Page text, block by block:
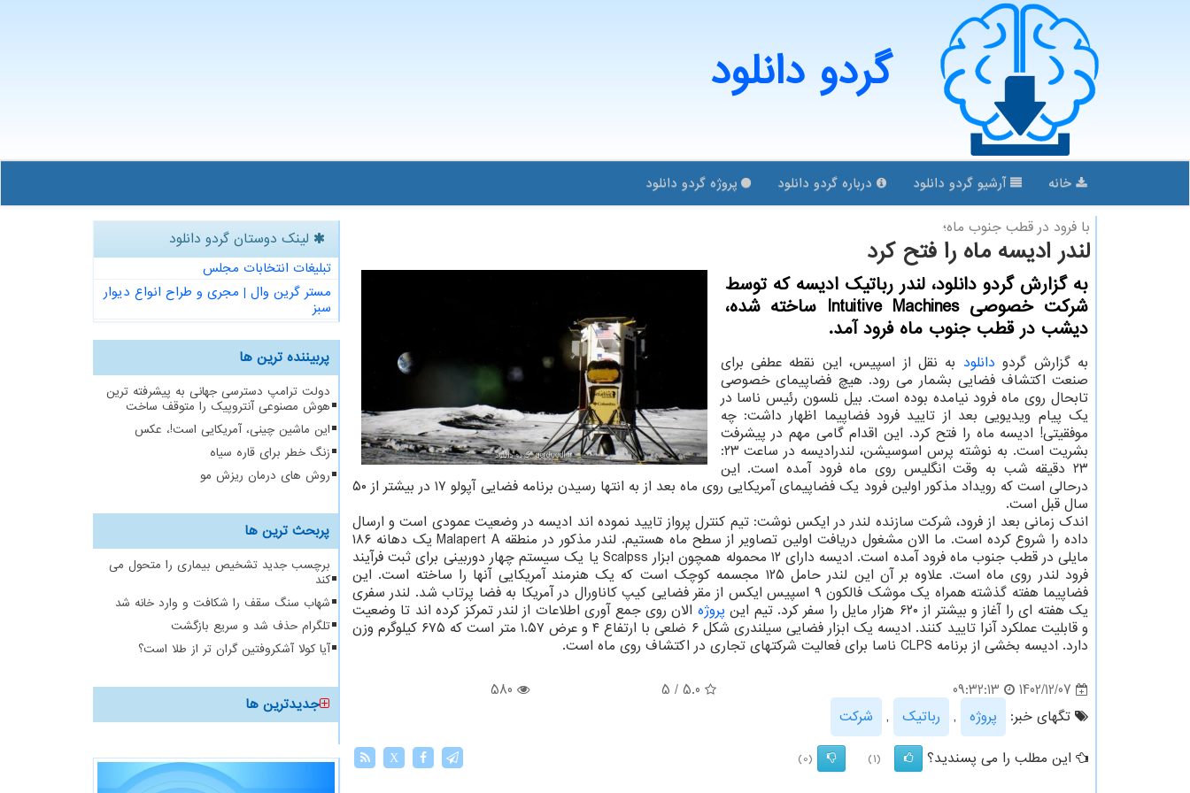
گردو دانلود
خانه آرشیو گردو دانلود درباره گردو دانلود پروژه گردو دانلود
با فرود در قطب جنوب ماه؛
لندر ادیسه ماه را فتح کرد
به گزارش گردو دانلود، لندر رباتیک ادیسه که توسط
شرکت خصوصی Intuitive Machines ساخته شده،
دیشب در قطب جنوب ماه فرود آمد.
به گزارش گردو دانلود به نقل از اسپیس، این نقطه عطفی برای
صنعت اکتشاف فضایی بشمار می رود. هیچ فضاپیمای خصوصی
تابحال روی ماه فرود نیامده بوده است. بیل نلسون رئیس ناسا در
یک پیام ویدیویی بعد از تایید فرود فضاپیما اظهار داشت: چه
موفقیتی! ادیسه ماه را فتح کرد. این اقدام گامی مهم در پیشرفت
بشریت است. به نوشته پرس اسوسیشن، لندرادیسه در ساعت ۲۳:
۲۳ دقیقه شب به وقت انگلیس روی ماه فرود آمده است. این
درحالی است که رویداد مذکور اولین فرود یک فضاپیمای آمریکایی روی ماه بعد از به انتها رسیدن برنامه فضایی آپولو ۱۷ در بیشتر از ۵۰
سال قبل است.
اندک زمانی بعد از فرود، شرکت سازنده لندر در ایکس نوشت: تیم کنترل پرواز تایید نموده اند ادیسه در وضعیت عمودی است و ارسال
داده را شروع کرده است. ما الان مشغول دریافت اولین تصاویر از سطح ماه هستیم. لندر مذکور در منطقه Malapert A یک دهانه ۱۸۶
مایلی در قطب جنوب ماه فرود آمده است. ادیسه دارای ۱۲ محموله همچون ابزار Scalpss یا یک سیستم چهار دوربینی برای ثبت فرآیند
فرود لندر روی ماه است. علاوه بر آن این لندر حامل ۱۲۵ مجسمه کوچک است که یک هنرمند آمریکایی آنها را ساخته است. این
فضاپیما هفته گذشته همراه یک موشک فالکون ۹ اسپیس ایکس از مقر فضایی کیپ کاناورال در آمریکا به فضا پرتاب شد. لندر سفری
یک هفته ای را آغاز و بیشتر از ۶۲۰ هزار مایل را سفر کرد. تیم این
پروژه الان روی جمع آوری اطلاعات از لندر تمرکز کرده اند تا وضعیت
و قابلیت عملکرد آنرا تایید کنند. ادیسه یک ابزار فضایی سیلندری شکل ۶ ضلعی با ارتفاع ۴ و عرض ۱.۵۷ متر است که ۶۷۵ کیلوگرم وزن
دارد. ادیسه بخشی از برنامه CLPS ناسا برای فعالیت شرکتهای تجاری در اکتشاف روی ماه است.
1402/12/07
09:32:13
5.0
/
5
580
تگهای خبر:
پروژه , رباتیك ,
شركت
این مطلب را می پسندید؟
(1)
(0)
X
لینک دوستان گردو دانلود
تبلیغات انتخابات مجلس
مستر گرین وال | مجری و طراح انواع دیوار
سبز
پربیننده ترین ها
دولت ترامپ دسترسی جهانی به پیشرفته ترین
هوش مصنوعی آنتروپیک را متوقف ساخت
این ماشین چینی، آمریکایی است!، عکس
زنگ خطر برای قاره سیاه
روش های درمان ریزش مو
پربحث ترین ها
برچسب جدید تشخیص بیماری را متحول می
کند
شهاب سنگ سقف را شکافت و وارد خانه شد
تلگرام حذف شد و سریع بازگشت
آیا کولا آشکروفتین گران تر از طلا است؟
جدیدترین ها